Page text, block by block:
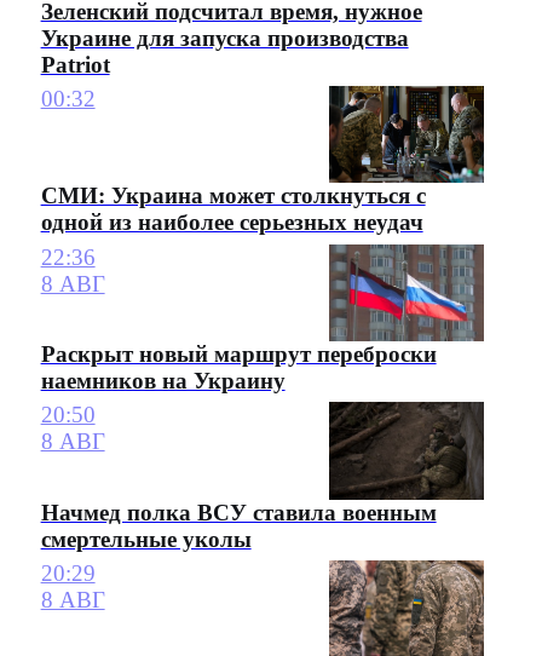
Зеленский подсчитал время, нужное
Украине для запуска производства
Patriot
00:32
СМИ: Украина может столкнуться с
одной из наиболее серьезных неудач
22:36
8 АВГ
Раскрыт новый маршрут переброски
наемников на Украину
20:50
8 АВГ
Начмед полка ВСУ ставила военным
смертельные уколы
20:29
8 АВГ